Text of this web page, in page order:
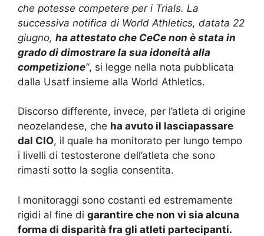
che potesse competere per i Trials. La
successiva notifica di World Athletics, datata 22
giugno, ha attestato che CeCe non è stata in
grado di dimostrare la sua idoneità alla
competizione“, si legge nella nota pubblicata
dalla Usatf insieme alla World Athletics.
Discorso differente, invece, per l’atleta di origine
neozelandese, che ha avuto il lasciapassare
dal CIO, il quale ha monitorato per lungo tempo
i livelli di testosterone dell’atleta che sono
rimasti sotto la soglia consentita.
I monitoraggi sono costanti ed estremamente
rigidi al fine di garantire che non vi sia alcuna
forma di disparità fra gli atleti partecipanti.